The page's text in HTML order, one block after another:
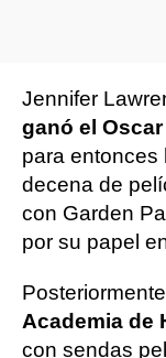
Jennifer
ganó el
para entonces
decena de
con Garden
por su papel
Academia de
con sendas